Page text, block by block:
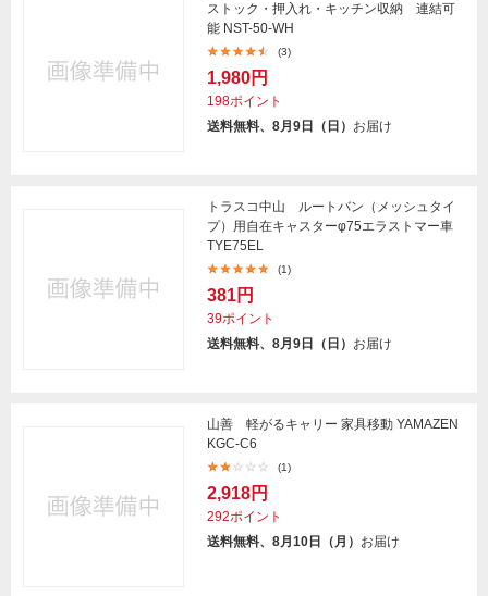
ストック・押入れ・キッチン収納 連結可
能 NST-50-WH
(3)
1,980円
198ポイント
送料無料、8月9日（日） お届け
トラスコ中山 ルートバン（メッシュタイ
プ）用自在キャスターφ75エラストマー車
TYE75EL
(1)
381円
39ポイント
送料無料、8月9日（日） お届け
山善 軽がるキャリー 家具移動 YAMAZEN
KGC-C6
(1)
2,918円
292ポイント
送料無料、8月10日（月） お届け